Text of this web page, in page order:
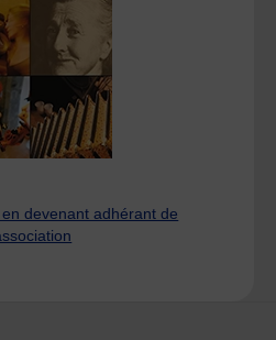
devenant adhérant de